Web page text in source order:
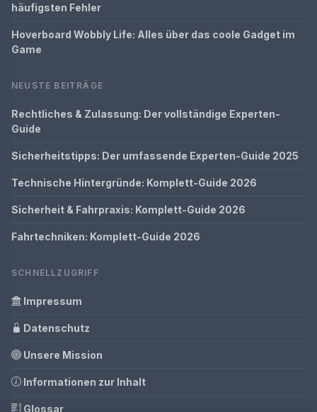
häufigsten Fehler
Hoverboard Wobbly Life: Alles über das coole Gadget im
Game
NEUSTE BEITRÄGE
Rechtliches & Zulassung: Der vollständige Experten-
Guide
Sicherheitstipps: Der umfassende Experten-Guide 2025
Technische Hintergründe: Komplett-Guide 2026
Sicherheit & Fahrpraxis: Komplett-Guide 2026
Fahrtechniken: Komplett-Guide 2026
SCHNELLZUGRIFF
Impressum
Datenschutz
Unsere Mission
Informationen zur Inhalt
Glossar